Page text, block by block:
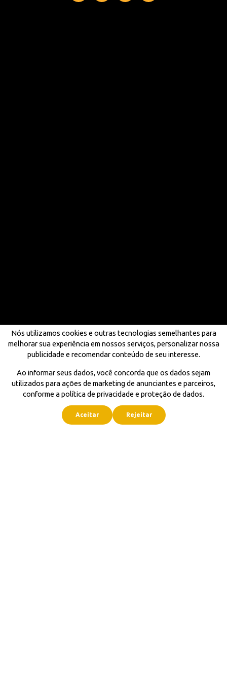
Nós utilizamos cookies e outras tecnologias semelhantes para
melhorar sua experiência em nossos serviços, personalizar nossa
publicidade e recomendar conteúdo de seu interesse.
Ao informar seus dados, você concorda que os dados sejam
utilizados para ações de marketing de anunciantes e parceiros,
conforme a política de privacidade e proteção de dados.
Aceitar Rejeitar